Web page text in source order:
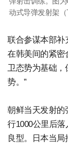
动式导弹发射架
联合参谋本部补
在韩美间的紧密
卫态势为基础，
势。”
朝鲜当天发射的
行1000公里后
良型。日本当